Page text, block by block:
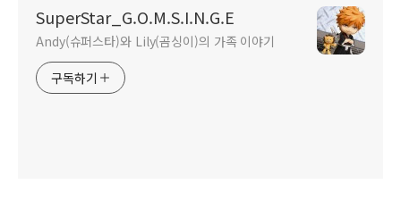
SuperStar_G.O.M.S.I.N.G.E
Andy(슈퍼스타)와 Lily(곰싱이)의 가족 이야기
구독하기